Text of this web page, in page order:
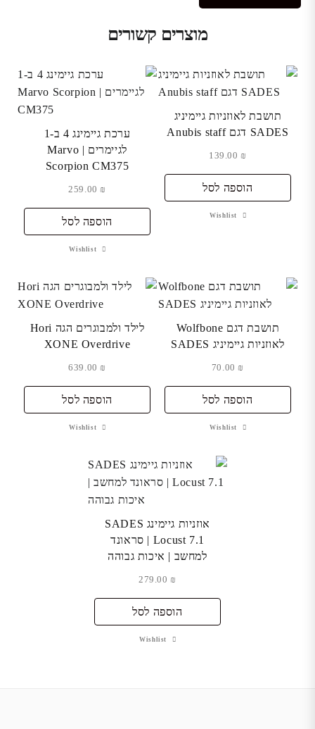
מוצרים קשורים
תושבת לאוזניות גיימיניג
SADES דגם Anubis staff
₪
הוספה לסל
Wishlist
ערכת גיימינג 4 ב-1
לגיימרים | Marvo
Scorpion CM375
₪
הוספה לסל
Wishlist
תושבת דגם Wolfbone
לאוזניות גיימיניג SADES
₪
הוספה לסל
Wishlist
לילד ולמבוגרים הגה Hori
XONE Overdrive
₪
הוספה לסל
Wishlist
אוזניות גיימינג SADES
Locust 7.1 | סראונד
למחשב | איכות גבוהה
₪
הוספה לסל
Wishlist